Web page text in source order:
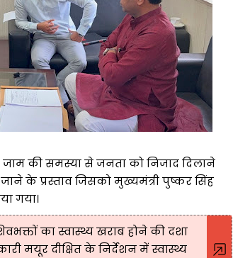
मे जाम की समस्या से जनता को निजाद दिलाने
के प्रस्ताव जिसको मुख्यमंत्री पुष्कर सिंह
गया।
का स्वास्थ्य खराब होने की दशा
मयूर दीक्षित के निर्देशन में स्वास्थ्य